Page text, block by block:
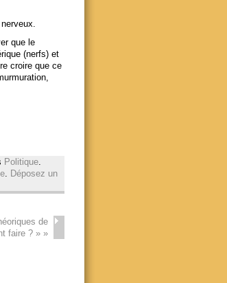
que le
(nerfs) et
croire que ce
Politique.
. Déposez un
de
faire ? »»